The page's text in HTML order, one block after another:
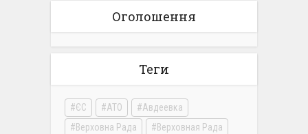
Оголошення
Теги
ЄС АТО
Авдеевка
Верховна Рада
Верховная Рада